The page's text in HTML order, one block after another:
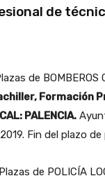
de
de BOMBEROS
Formación
PALENCIA.
Fin del plazo
de POLICÍA